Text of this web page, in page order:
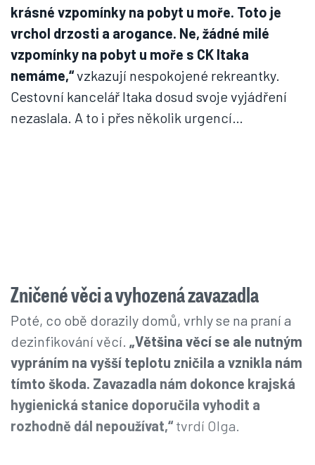
krásné vzpomínky na pobyt u moře. Toto je
vrchol drzosti a arogance. Ne, žádné milé
vzpomínky na pobyt u moře s CK Itaka
nemáme,“vzkazují nespokojené rekreantky.
Cestovní kancelář Itaka dosud svoje vyjádření
nezaslala. A to i přes několik urgencí…
Zničené věci a vyhozená zavazadla
Poté, co obě dorazily domů, vrhly se na praní a
dezinfikování věcí. „Většina věcí se ale nutným
vypráním na vyšší teplotu zničila a vznikla nám
tímto škoda. Zavazadla nám dokonce krajská
hygienická stanice doporučila vyhodit a
rozhodně dál nepoužívat,“ tvrdí Olga.